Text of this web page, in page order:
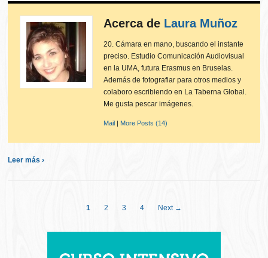
Acerca de Laura Muñoz
20. Cámara en mano, buscando el instante
preciso. Estudio Comunicación Audiovisual
en la UMA, futura Erasmus en Bruselas.
Además de fotografiar para otros medios y
colaboro escribiendo en La Taberna Global.
Me gusta pescar imágenes.
Mail | More Posts (14)
Leer más ›
1 2 3 4 Next →